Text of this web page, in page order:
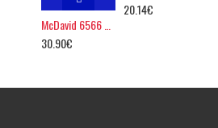
30.90€
20.14€